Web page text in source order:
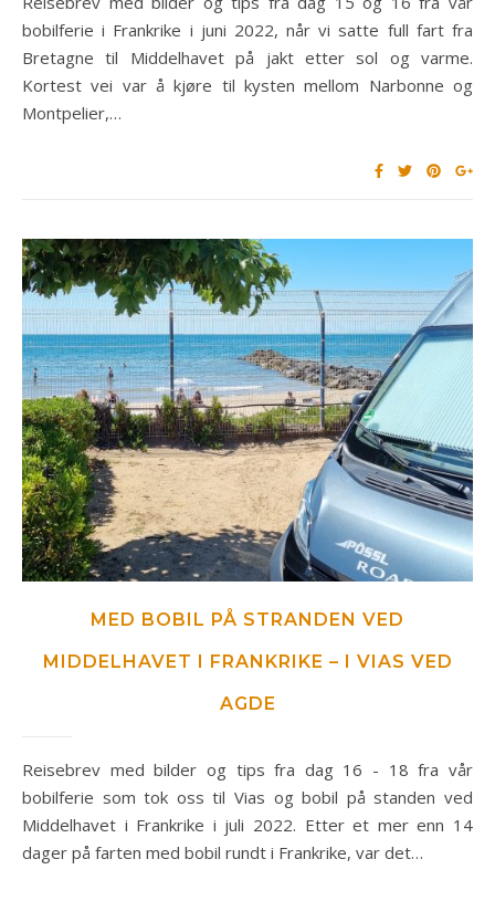
bobilferie i Frankrike i juni 2022, når vi satte full fart fra
Bretagne til Middelhavet på jakt etter sol og varme.
Kortest vei var å kjøre til kysten mellom Narbonne og
Montpelier,…
MED BOBIL PÅ STRANDEN VED
MIDDELHAVET I FRANKRIKE – I VIAS VED
AGDE
Reisebrev med bilder og tips fra dag 16 - 18 fra vår
bobilferie som tok oss til Vias og bobil på standen ved
Middelhavet i Frankrike i juli 2022. Etter et mer enn 14
dager på farten med bobil rundt i Frankrike, var det…